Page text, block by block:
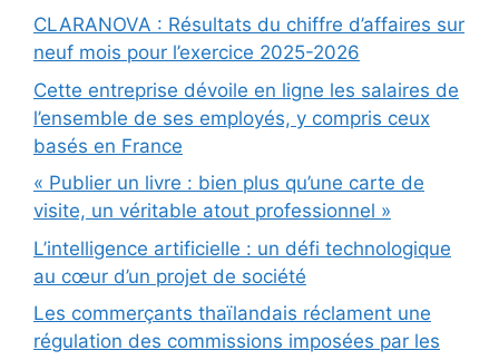
CLARANOVA : Résultats du chiffre d’affaires sur
neuf mois pour l’exercice 2025-2026
Cette entreprise dévoile en ligne les salaires de
l’ensemble de ses employés, y compris ceux
basés en France
« Publier un livre : bien plus qu’une carte de
visite, un véritable atout professionnel »
L’intelligence artificielle : un défi technologique
au cœur d’un projet de société
Les commerçants thaïlandais réclament une
régulation des commissions imposées par les